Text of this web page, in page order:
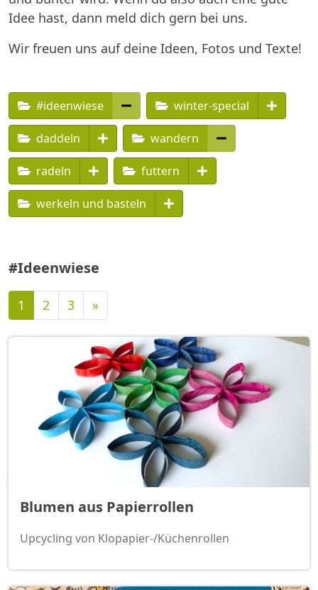
Idee hast, dann meld dich gern bei uns.
Wir freuen uns auf deine Ideen, Fotos und Texte!
#ideenwiese winter-special
daddeln wandern
radeln futtern
werkeln und basteln
#Ideenwiese
1 2 3 »Nächste
Blumen aus Papierrollen
Upcycling von Klopapier-/Küchenrollen